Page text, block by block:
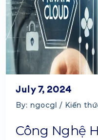
July 7, 2024
By: ngocgl / Kiến
Công Nghệ